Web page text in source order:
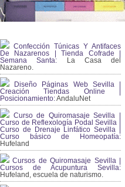
Confección Túnicas Y Antifaces
De Nazarenos | Tienda Cofrade |
Semana Santa: La Casa del
Nazareno.
Diseño Páginas Web Sevilla |
Creación Tiendas Online |
Posicionamiento:AndaluNet
Curso de Quiromasaje Sevilla |
Curso de Reflexología Podal Sevilla |
Curso de Drenaje Linfático Sevilla |
Curso básico de Homeopatía:
Hufeland
Cursos de Quiromasaje Sevilla |
Cursos de Acupuntura Sevilla:
Hufeland, escuela de naturismo.